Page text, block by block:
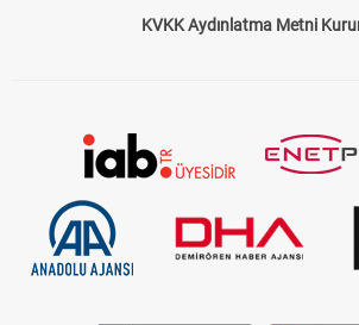
KVKK Aydınlatma Metni